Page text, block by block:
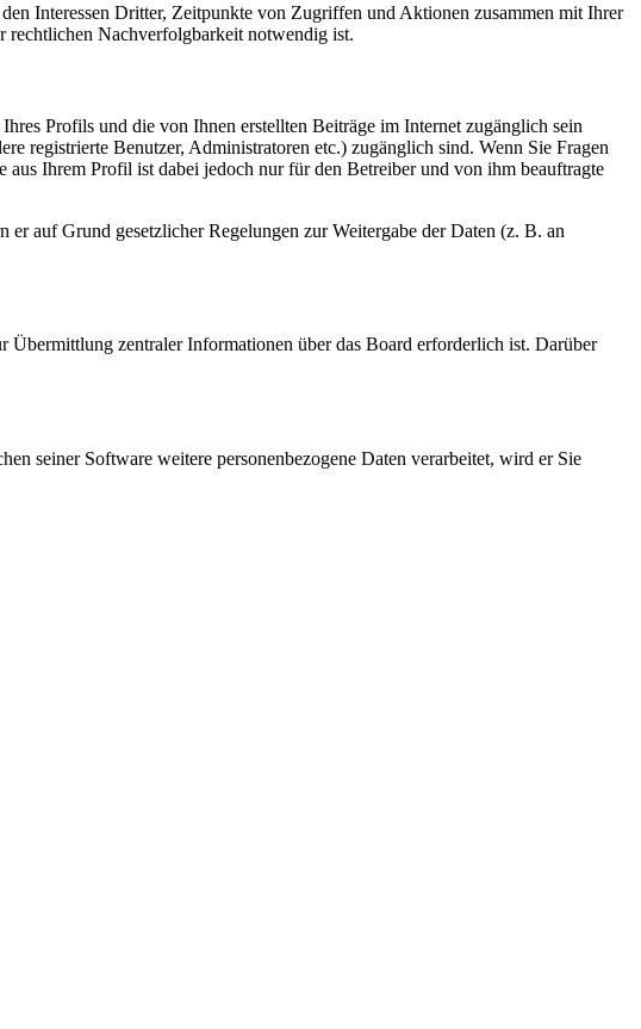
Interessen Dritter, Zeitpunkte von Zugriffen und Aktionen zusammen mit Ihrer
rechtlichen Nachverfolgbarkeit notwendig ist.
Profils und die von Ihnen erstellten Beiträge im Internet zugänglich sein
registrierte Benutzer, Administratoren etc.) zugänglich sind. Wenn Sie Fragen
Ihrem Profil ist dabei jedoch nur für den Betreiber und von ihm beauftragte
auf Grund gesetzlicher Regelungen zur Weitergabe der Daten (z. B. an
Übermittlung zentraler Informationen über das Board erforderlich ist. Darüber
seiner Software weitere personenbezogene Daten verarbeitet, wird er Sie